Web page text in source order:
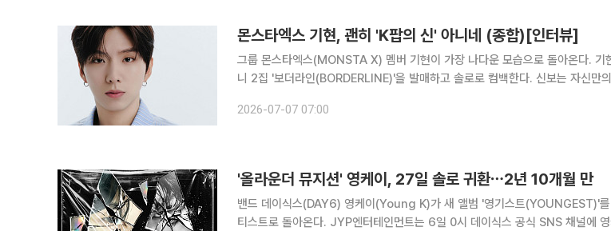
몬스타엑스 기현, 괜히 'K팝의 신' 아니네 (종합)[인터뷰]
그룹 몬스타엑스(MONSTA X) 멤버 기현이 가장 나다운 모습으로 돌아온다. 기현은 오늘(7일) 미
니 2집 '보더라인(BORDERLINE)'을 발매하고 솔로로 컴백한다. 신보는 자신만
다. 발매에 앞서 서울 스타쉽엔터테인먼트 사옥에서
2026-07-07 07:00
'올라운더 뮤지션' 영케이, 27일 솔로 귀환⋯2년 10개월 만
밴드 데이식스(DAY6) 영케이(Young K)가 새 앨범 '영기스트(YOUNGEST)'
티스트로 돌아온다. JYP엔터테인먼트는 6일 0시 데이식스 공식 SNS 채널에 영케이의 새 솔로 앨